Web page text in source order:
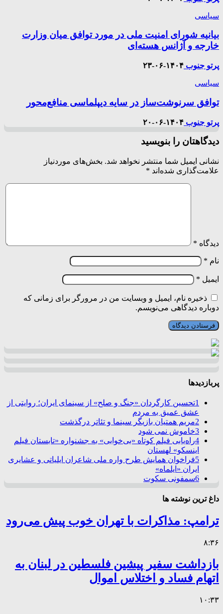
سیاسی
بیانیه شورای امنیت ملی در مورد توافق میان وزارت
خارجه و آژانس هسته‌ای
پرتو جنوب ۱۴۰۴-۰۶-۲۳
سیاسی
توافق سرنوشت‌ساز در سایه دیپلماسی منافع‌محور
پرتو جنوب ۱۴۰۴-۰۶-۲۰
دیدگاهتان را بنویسید
نشانی ایمیل شما منتشر نخواهد شد. بخش‌های موردنیاز
علامت‌گذاری شده‌اند *
دیدگاه *
نام *
ایمیل *
ذخیره نام، ایمیل و وبسایت من در مرورگر برای زمانی که
دوباره دیدگاهی می‌نویسم.
پربازدیدها
1تحسین کارگردان «جنگ و صلح» از سینمای ایران؛ روایتی از
عشق عمیق به مردم
2مریم همتیان بازیگر سینما و تئاتر درگذشت
3خاموش نمی شود
4راه‌یابی فیلم کوتاه «بی‌خوابی» به جشنواره «تابستان فیلم
اینسکو» لهستان
5فراخوان همایش طرح واره ملی شاعران ایلیاتی و عشایری
ایران «ایلماه»
6سمفونی سکوت
داغ ترین نوشته ها
ترامپ: مذاکرات با تهران خوب پیش می‌رود
۸:۳۶
بازداشت سفیر پیشین فلسطین در لبنان به
اتهام فساد و اختلاس اموال
۱۰:۳۳